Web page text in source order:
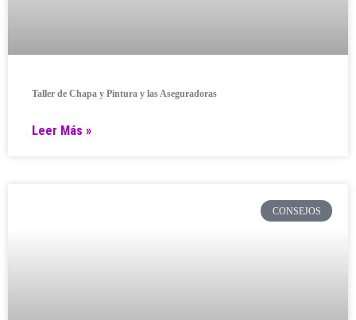
Taller de Chapa y Pintura y las Aseguradoras
Leer Más »
CONSEJOS